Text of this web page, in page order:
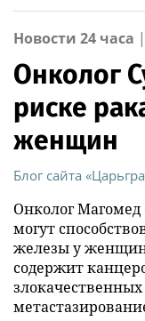
Новости 24 часа |
Онколог
риске
женщин
Блог сайта
Онколог
могут
железы у
содержит